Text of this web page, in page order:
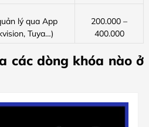
lý qua App
Tuya…)
200.000 –
400.000
các dòng khóa nào ở